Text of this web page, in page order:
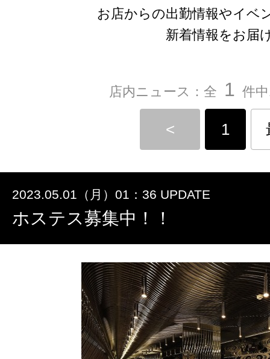
お店からの出勤情報やイベ
新着情報をお届
店内ニュース：全 1 件
< 1
2023.05.01（月）01：36 UPDATE
ホステス募集中！！